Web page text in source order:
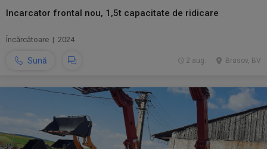
Incarcator frontal nou, 1,5t capacitate de ridicare
Încărcătoare | 2024
Sună Brasov, BV
2 aug.